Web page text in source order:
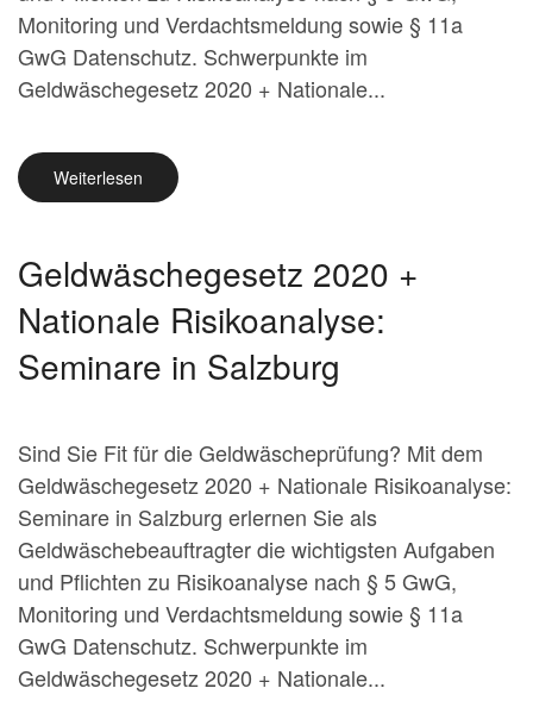
Monitoring und Verdachtsmeldung sowie § 11a
GwG Datenschutz. Schwerpunkte im
Geldwäschegesetz 2020 + Nationale...
Weiterlesen
Geldwäschegesetz 2020 +
Nationale Risikoanalyse:
Seminare in Salzburg
Sind Sie Fit für die Geldwäscheprüfung? Mit dem
Geldwäschegesetz 2020 + Nationale Risikoanalyse:
Seminare in Salzburg erlernen Sie als
Geldwäschebeauftragter die wichtigsten Aufgaben
und Pflichten zu Risikoanalyse nach § 5 GwG,
Monitoring und Verdachtsmeldung sowie § 11a
GwG Datenschutz. Schwerpunkte im
Geldwäschegesetz 2020 + Nationale...